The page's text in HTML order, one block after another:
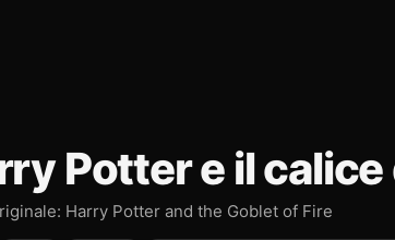
Potter e il
Harry Potter and the Goblet of Fire